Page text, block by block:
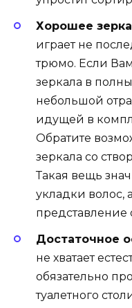
Хорошее
играет не
трюмо. Если
зеркала в
небольшой
идущей в
Обратите
зеркала со
Такая вещь
укладки волос,
Достаточное
не хватает
обязательно
туалетного